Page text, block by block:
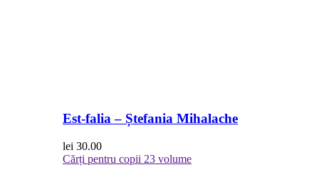
Est-falia – Ștefania Mihalache
lei 30.00
Cărți pentru copii 23 volume